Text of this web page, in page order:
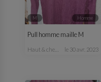
M homme
Pull homme maille M
haut & chemise le 30 avr. 2023